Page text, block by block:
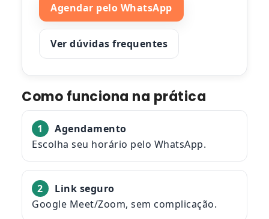
Agendar pelo WhatsApp
Ver dúvidas frequentes
Como funciona na prática
1
Agendamento
Escolha seu horário pelo WhatsApp.
2
Link seguro
Google Meet/Zoom, sem complicação.